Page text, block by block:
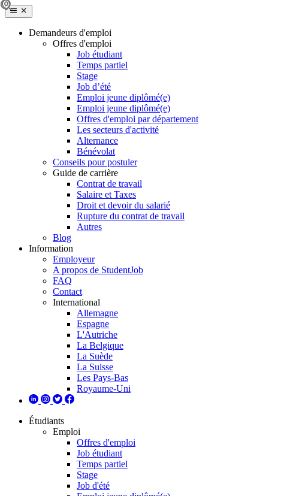
Demandeurs d'emploi
Offres d'emploi
Job étudiant
Temps partiel
Stage
Job d’été
Emploi jeune diplômé(e)
Emploi jeune diplômé(e)
Offres d'emploi par département
Les secteurs d'activité
Alternance
Bénévolat
Conseils pour postuler
Guide de carrière
Contrat de travail
Salaire et Taxes
Droit et devoir du salarié
Rupture du contrat de travail
Autres
Blog
Information
Employeur
A propos de StudentJob
FAQ
Contact
International
Allemagne
Espagne
L'Autriche
La Belgique
La Suède
La Suisse
Les Pays-Bas
Royaume-Uni
Étudiants
Emploi
Offres d'emploi
Job étudiant
Temps partiel
Stage
Job d'été